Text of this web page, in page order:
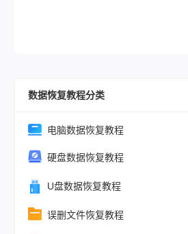
数据恢复教程分类
电脑数据恢复教程
硬盘数据恢复教程
U盘数据恢复教程
误删文件恢复教程